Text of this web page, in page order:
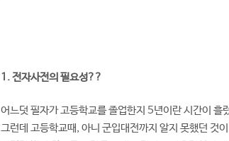
1. 전자사전의 필요성??
어느덧 필자가 고등학교를 졸업한지 5년이란 시간이
그런데 고등학교때, 아니 군입대전까지 알지 못했던 것